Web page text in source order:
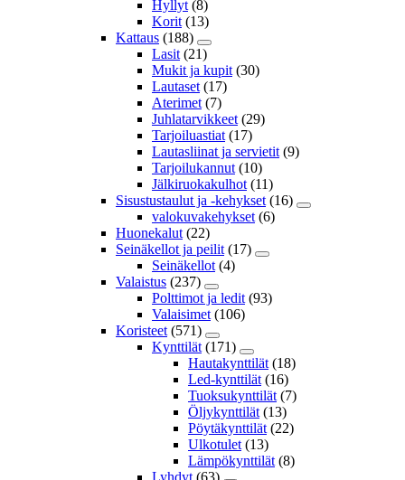
Hyllyt (8)
Korit (13)
Kattaus (188)
Lasit (21)
Mukit ja kupit (30)
Lautaset (17)
Aterimet (7)
Juhlatarvikkeet (29)
Tarjoiluastiat (17)
Lautasliinat ja servietit (9)
Tarjoilukannut (10)
Jälkiruokakulhot (11)
Sisustustaulut ja -kehykset (16)
valokuvakehykset (6)
Huonekalut (22)
Seinäkellot ja peilit (17)
Seinäkellot (4)
Valaistus (237)
Polttimot ja ledit (93)
Valaisimet (106)
Koristeet (571)
Kynttilät (171)
Hautakynttilät (18)
Led-kynttilät (16)
Tuoksukynttilät (7)
Öljykynttilät (13)
Pöytäkynttilät (22)
Ulkotulet (13)
Lämpökynttilät (8)